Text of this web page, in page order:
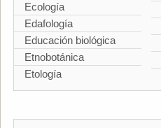
Ecología
Edafología
Educación biológica
Etnobotánica
Etología